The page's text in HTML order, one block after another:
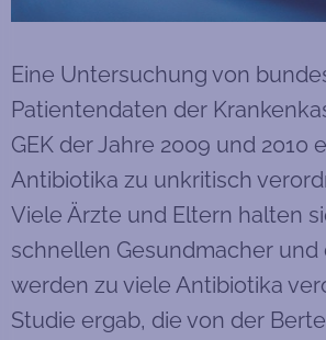
Eine Untersuchung von
Patientendaten der
GEK der Jahre 2009 und 2010
Antibiotika zu unkritisch
Viele Ärzte und Eltern halten
schnellen Gesundmacher und
werden zu viele Antibiotika
Studie ergab, die von der